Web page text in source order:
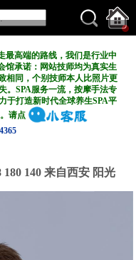
最高端的路线，我们是行业中
馆承诺：网站技师均为真实生
相同，个别技师本人比照片更
。SPA服务一流，按摩手法专
于打造新时代全球养生SPA平
。请点
180 140 来自西安 阳光